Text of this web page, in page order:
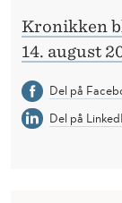
Kronikken
14. august
Del på
Del på